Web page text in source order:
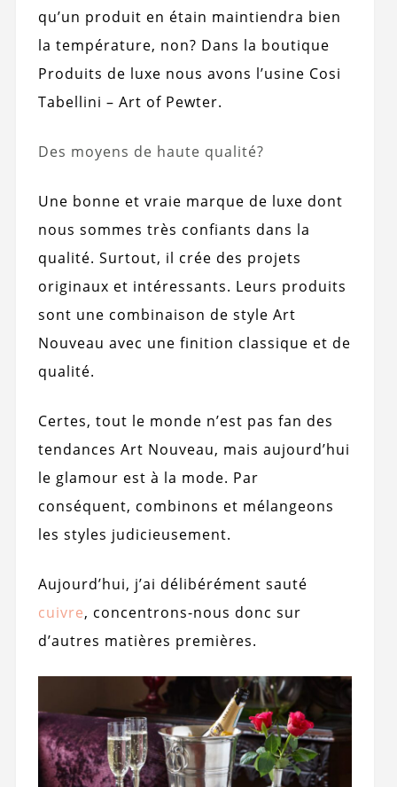
qu’un produit en étain maintiendra bien
la température, non? Dans la boutique
Produits de luxe nous avons l’usine Cosi
Tabellini – Art of Pewter.
Des moyens de haute qualité?
Une bonne et vraie marque de luxe dont
nous sommes très confiants dans la
qualité. Surtout, il crée des projets
originaux et intéressants. Leurs produits
sont une combinaison de style Art
Nouveau avec une finition classique et de
qualité.
Certes, tout le monde n’est pas fan des
tendances Art Nouveau, mais aujourd’hui
le glamour est à la mode. Par
conséquent, combinons et mélangeons
les styles judicieusement.
Aujourd’hui, j’ai délibérément sauté
cuivre, concentrons-nous donc sur
d’autres matières premières.